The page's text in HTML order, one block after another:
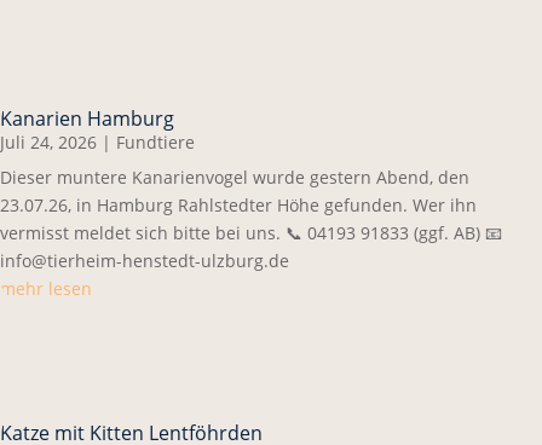
Kanarien Hamburg
Juli 24, 2026 | Fundtiere
Dieser muntere Kanarienvogel wurde gestern Abend, den
23.07.26, in Hamburg Rahlstedter Höhe gefunden. Wer ihn
vermisst meldet sich bitte bei uns. 📞 04193 91833 (ggf. AB) 📧
info@tierheim-henstedt-ulzburg.de
mehr lesen
Katze mit Kitten Lentföhrden